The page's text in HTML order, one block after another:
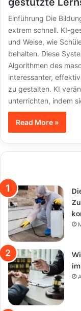
Einführung Die
extrem schnell. KI-
und Weise, wie
behalten. Diese
Algorithmen des
interessanter,
zu gestalten. KI
unterrichten, indem
Read More »